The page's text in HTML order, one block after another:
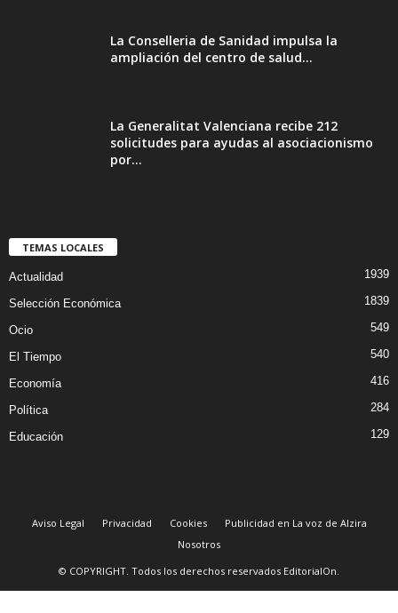
La Conselleria de Sanidad impulsa la
ampliación del centro de salud...
La Generalitat Valenciana recibe 212
solicitudes para ayudas al asociacionismo
por...
TEMAS LOCALES
Actualidad 1939
Selección Económica 1839
Ocio 549
El Tiempo 540
Economía 416
Política 284
Educación 129
Aviso Legal Privacidad Cookies
Publicidad en La voz de Alzira
Nosotros
© COPYRIGHT. Todos los derechos reservados EditorialOn.